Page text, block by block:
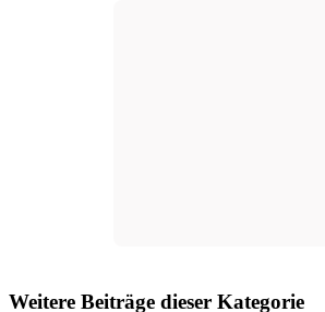
Weitere Beiträge dieser Kategorie